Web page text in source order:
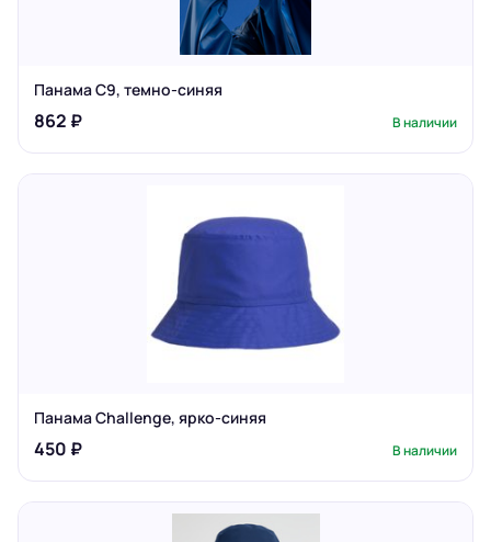
Панама C9, темно-синяя
862 ₽ В наличии
Панама Challenge, ярко-синяя
450 ₽ В наличии